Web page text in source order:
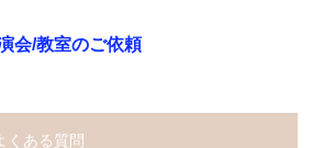
会/教室のご依頼
くある質問